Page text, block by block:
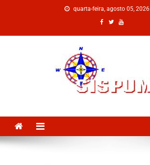
quarta-feira, agosto 05, 2026